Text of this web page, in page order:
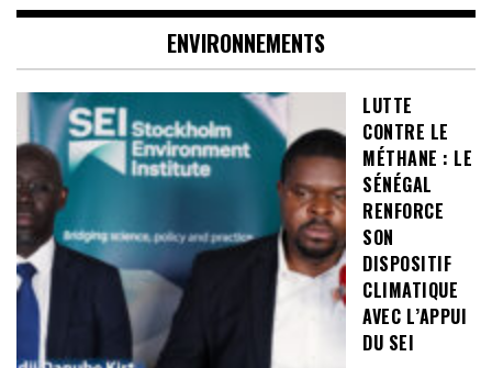
ENVIRONNEMENTS
LUTTE
CONTRE LE
MÉTHANE : LE
SÉNÉGAL
RENFORCE
SON
DISPOSITIF
CLIMATIQUE
AVEC L’APPUI
DU SEI